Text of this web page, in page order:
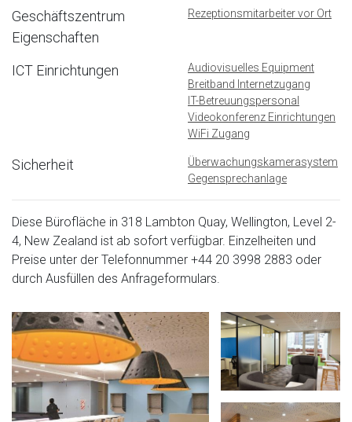
Geschäftszentrum
Eigenschaften
Rezeptionsmitarbeiter vor Ort
ICT Einrichtungen
Audiovisuelles Equipment
Breitband Internetzugang
IT-Betreuungspersonal
Videokonferenz Einrichtungen
WiFi Zugang
Sicherheit
Überwachungskamerasystem
Gegensprechanlage
Diese Bürofläche in 318 Lambton Quay, Wellington, Level 2-
4, New Zealand ist ab sofort verfügbar. Einzelheiten und
Preise unter der Telefonnummer +44 20 3998 2883 oder
durch Ausfüllen des Anfrageformulars.